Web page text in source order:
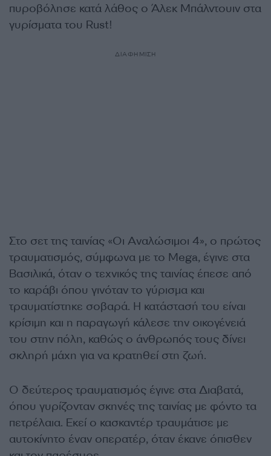
πυροβόλησε κατά λάθος ο Άλεκ Μπάλντουιν στα
γυρίσματα του Rust!
ΔΙΑΦΗΜΙΣΗ
Στο σετ της ταινίας «Οι Αναλώσιμοι 4», ο πρώτος
τραυματισμός, σύμφωνα με το Mega, έγινε στα
Βασιλικά, όταν ο τεχνικός της ταινίας έπεσε από
το καράβι όπου γινόταν το γύρισμα και
τραυματίστηκε σοβαρά. Η κατάστασή του είναι
κρίσιμη και η παραγωγή κάλεσε την οικογένειά
του στην πόλη, καθώς ο άνθρωπός τους δίνει
σκληρή μάχη για να κρατηθεί στη ζωή.
Ο δεύτερος τραυματισμός έγινε στα Διαβατά,
όπου γυρίζονταν σκηνές της ταινίας με φόντο τα
πετρέλαια. Εκεί ο κασκαντέρ τραυμάτισε με
αυτοκίνητο έναν οπερατέρ, όταν έκανε όπισθεν